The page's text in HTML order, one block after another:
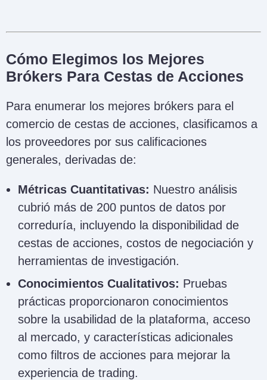
Cómo Elegimos los Mejores
Brókers Para Cestas de Acciones
Para enumerar los mejores brókers para el
comercio de cestas de acciones, clasificamos a
los proveedores por sus calificaciones
generales, derivadas de:
Métricas Cuantitativas: Nuestro análisis
cubrió más de 200 puntos de datos por
correduría, incluyendo la disponibilidad de
cestas de acciones, costos de negociación y
herramientas de investigación.
Conocimientos Cualitativos: Pruebas
prácticas proporcionaron conocimientos
sobre la usabilidad de la plataforma, acceso
al mercado, y características adicionales
como filtros de acciones para mejorar la
experiencia de trading.